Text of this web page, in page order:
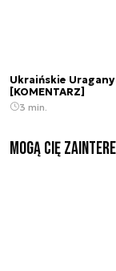
Ukraińskie
[KOMENTARZ]
3 min.
Mogą Cię